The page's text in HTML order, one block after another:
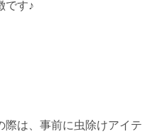
です♪
は、事前に虫除けアイテ